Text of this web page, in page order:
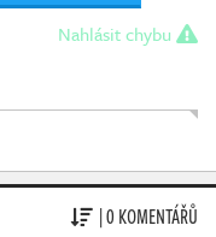
Nahlásit chybu
| 0 KOMENTÁŘŮ